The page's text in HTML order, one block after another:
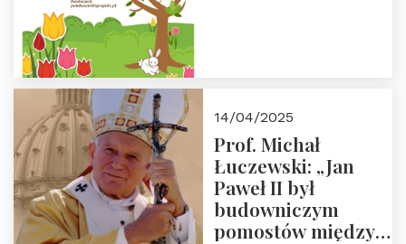
14/04/2025
Prof. Michał
Łuczewski: „Jan
Paweł II był
budowniczym
pomostów między